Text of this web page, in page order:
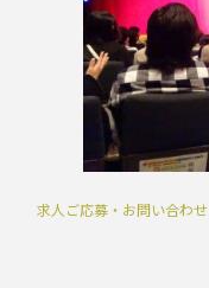
求人ご応募・お問い合わせ